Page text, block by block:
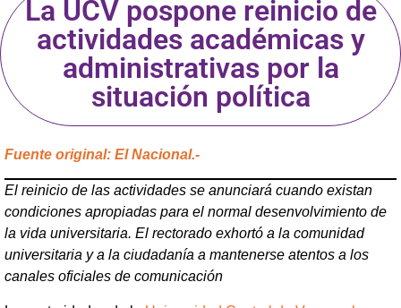
La UCV pospone reinicio de
actividades académicas y
administrativas por la
situación política
Fuente original: El Nacional.-
El reinicio de las actividades se anunciará cuando existan
condiciones apropiadas para el normal desenvolvimiento de
la vida universitaria. El rectorado exhortó a la comunidad
universitaria y a la ciudadanía a mantenerse atentos a los
canales oficiales de comunicación